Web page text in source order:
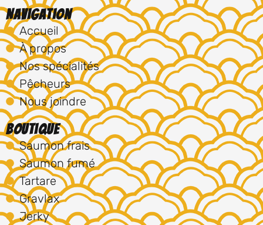
Navigation
Accueil
À propos
Nos spécialités
Pêcheurs
Nous joindre
Boutique
Saumon frais
Saumon fumé
Tartare
Gravlax
Jerky